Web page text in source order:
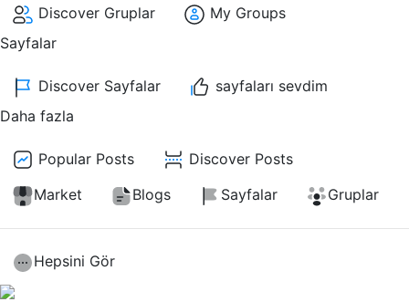
Discover Gruplar
My Groups
Sayfalar
Discover Sayfalar
sayfaları sevdim
Daha fazla
Popular Posts
Discover Posts
Market
Blogs Sayfalar Gruplar
Hepsini Gör